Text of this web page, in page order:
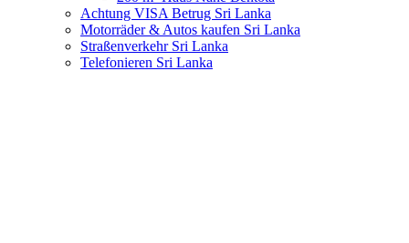
Achtung VISA Betrug Sri Lanka
Motorräder & Autos kaufen Sri Lanka
Straßenverkehr Sri Lanka
Telefonieren Sri Lanka